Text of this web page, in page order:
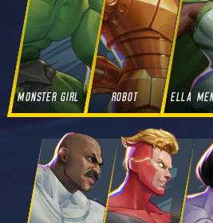
MONSTER GIRL ROBOT ELLA